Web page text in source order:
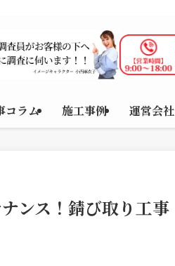
コラム 施工事例 運営会社
ンス！錆び取り工事